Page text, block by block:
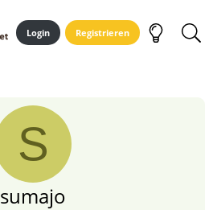
Login Registrieren
S
sumajo